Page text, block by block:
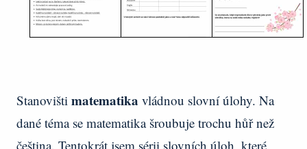
Stanovišti matematika vládnou slovní úlohy. Na
dané téma se matematika šroubuje trochu hůř než
čeština. Tentokrát jsem sérii slovních úloh, které